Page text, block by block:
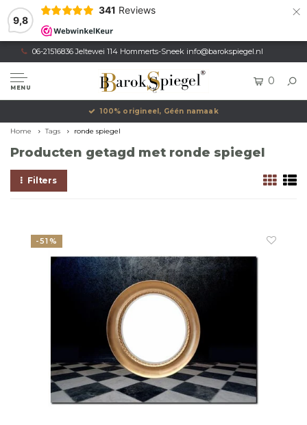
9,8
341 Reviews ×
06-21516836 Jeltewei 114 Hommerts-Sneek info@barokspiegel.nl
MENU
0
100% origineel, Géén namaak
Home Tags ronde spiegel
Producten getagd met ronde spiegel
Filters
-51%